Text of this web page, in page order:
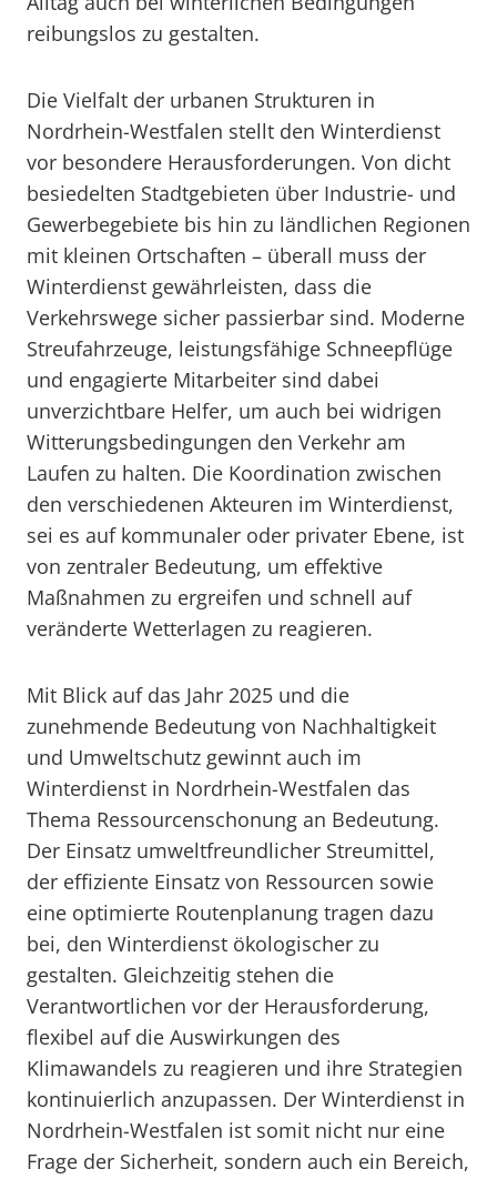
reibungslos zu gestalten.
Die Vielfalt der urbanen Strukturen in
Nordrhein-Westfalen stellt den Winterdienst
vor besondere Herausforderungen. Von dicht
besiedelten Stadtgebieten über Industrie- und
Gewerbegebiete bis hin zu ländlichen Regionen
mit kleinen Ortschaften – überall muss der
Winterdienst gewährleisten, dass die
Verkehrswege sicher passierbar sind. Moderne
Streufahrzeuge, leistungsfähige Schneepflüge
und engagierte Mitarbeiter sind dabei
unverzichtbare Helfer, um auch bei widrigen
Witterungsbedingungen den Verkehr am
Laufen zu halten. Die Koordination zwischen
den verschiedenen Akteuren im Winterdienst,
sei es auf kommunaler oder privater Ebene, ist
von zentraler Bedeutung, um effektive
Maßnahmen zu ergreifen und schnell auf
veränderte Wetterlagen zu reagieren.
Mit Blick auf das Jahr 2025 und die
zunehmende Bedeutung von Nachhaltigkeit
und Umweltschutz gewinnt auch im
Winterdienst in Nordrhein-Westfalen das
Thema Ressourcenschonung an Bedeutung.
Der Einsatz umweltfreundlicher Streumittel,
der effiziente Einsatz von Ressourcen sowie
eine optimierte Routenplanung tragen dazu
bei, den Winterdienst ökologischer zu
gestalten. Gleichzeitig stehen die
Verantwortlichen vor der Herausforderung,
flexibel auf die Auswirkungen des
Klimawandels zu reagieren und ihre Strategien
kontinuierlich anzupassen. Der Winterdienst in
Nordrhein-Westfalen ist somit nicht nur eine
Frage der Sicherheit, sondern auch ein Bereich,